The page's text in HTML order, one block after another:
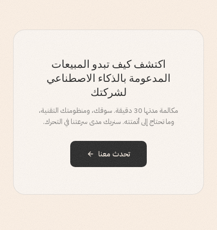
اكتشف كيف تبدو المبيعات
المدعومة بالذكاء الاصطناعي
لشركتك
مكالمة مدتها 30 دقيقة. سوقك، ومنظومتك التقنية،
وما تحتاج إلى أتمتته. سنريك مدى سرعتنا في التحرك.
تحدث معنا